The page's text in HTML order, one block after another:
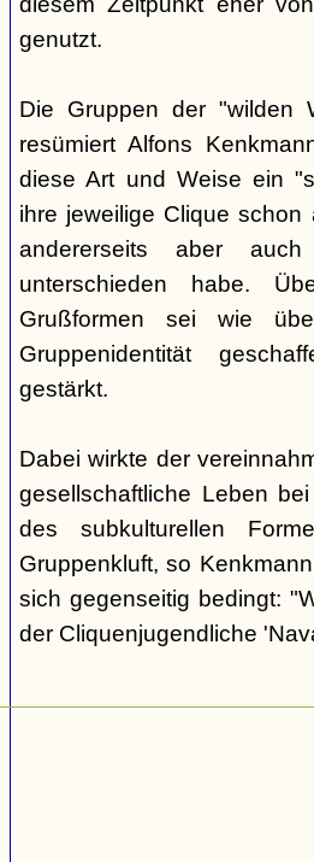
genutzt.
Die Gruppen der "wilden
resümiert Alfons
diese Art und Weise ein
ihre jeweilige Clique
andererseits aber
unterschieden habe.
Grußformen sei wie
Gruppenidentität
gestärkt.
Dabei wirkte der
gesellschaftliche Leben
des subkulturellen
Gruppenkluft, so
sich gegenseitig bedingt:
der Cliquenjugendliche